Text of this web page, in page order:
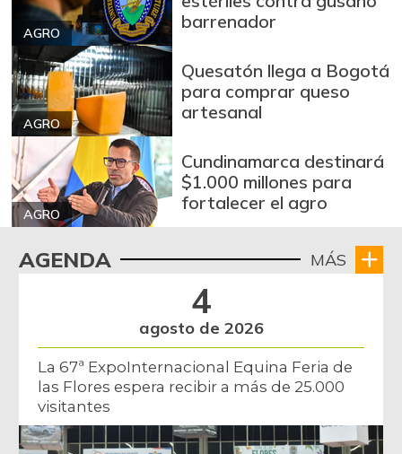
AGRO
barrenador
AGRO
Quesatón llega a Bogotá
para comprar queso
artesanal
AGRO
Cundinamarca destinará
$1.000 millones para
fortalecer el agro
AGENDA MÁS
4
agosto de 2026
La 67ª ExpoInternacional Equina Feria de
las Flores espera recibir a más de 25.000
visitantes